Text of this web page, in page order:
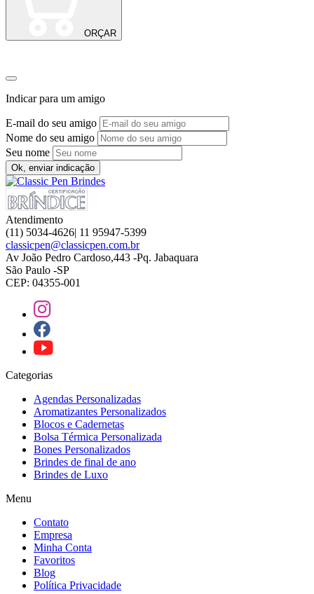
ORÇAR
Indicar para um amigo
E-mail do seu amigo
Nome do seu amigo
Seu nome
Ok, enviar indicação
Atendimento
(11) 5034-4626| 11 95947-5399
classicpen@classicpen.com.br
Av João Pedro Cardoso,443 -Pq. Jabaquara
São Paulo -SP
CEP: 04355-001
Categorias
Agendas Personalizadas
Aromatizantes Personalizados
Blocos e Cadernetas
Bolsa Térmica Personalizada
Bones Personalizados
Brindes de final de ano
Brindes de Luxo
Menu
Contato
Empresa
Minha Conta
Favoritos
Blog
Política Privacidade